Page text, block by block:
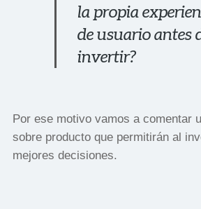
la propia
de usuario antes
invertir?
Por ese motivo vamos a comentar
sobre producto que permitirán al
mejores decisiones.